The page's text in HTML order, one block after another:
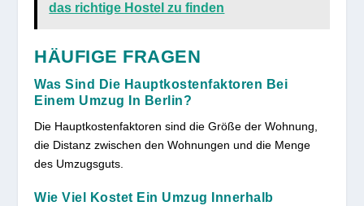
das richtige Hostel zu finden
HÄUFIGE FRAGEN
Was Sind Die Hauptkostenfaktoren Bei
Einem Umzug In Berlin?
Die Hauptkostenfaktoren sind die Größe der Wohnung,
die Distanz zwischen den Wohnungen und die Menge
des Umzugsguts.
Wie Viel Kostet Ein Umzug Innerhalb